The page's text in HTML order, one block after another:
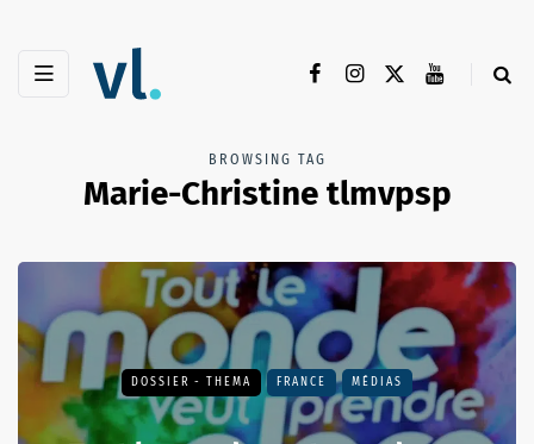
BROWSING TAG
Marie-Christine tlmvpsp
DOSSIER - THEMA FRANCE MÉDIAS